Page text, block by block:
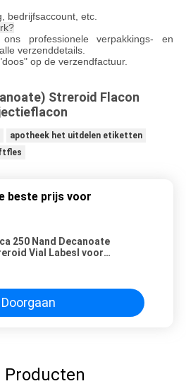
bedrijfsaccount, etc.
professionele verpakkings- en
verzenddetails.
op de verzendfactuur.
Streroid Flacon
apotheek het uitdelen etiketten
beste prijs voor
250 Nand Decanoate
Vial Labesl voor
Doorgaan
Producten